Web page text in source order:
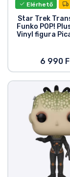
Elérhető
Star Trek
Funko POP!
Vinyl figura
6 990
Mesés
Animés
Gamer
Sportos
Zenés